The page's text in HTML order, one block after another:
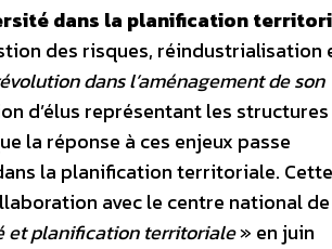
dans la planification
des risques, réindustrialisation
dans l’aménagement de son
d’élus représentant les structures
la réponse à ces enjeux passe
la planification territoriale. Cette
avec le centre national
et planification territoriale» en juin